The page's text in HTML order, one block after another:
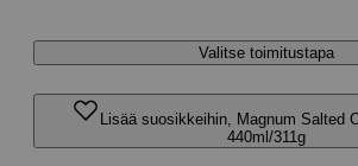
Valitse toimitustapa
Lisää suosikkeihin, Magnum Salted
440ml/311g